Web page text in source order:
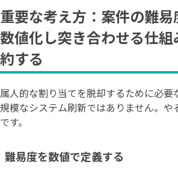
重要な考え方：案件の難
数値化し突き合わせる仕
約する
属人的な割り当てを脱却するために必要
規模なシステム刷新ではありません。や
です。
難易度を数値で定義する